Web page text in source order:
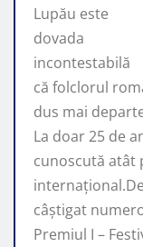
Lupău este
dovada
incontestabilă
că folclorul
dus mai
La doar 25 de
cunoscută atât
câştigat
Premiul I –